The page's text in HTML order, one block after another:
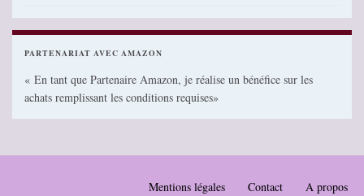
PARTENARIAT AVEC AMAZON
« En tant que Partenaire Amazon, je réalise un bénéfice sur les
achats remplissant les conditions requises»
Mentions légales Contact A propos